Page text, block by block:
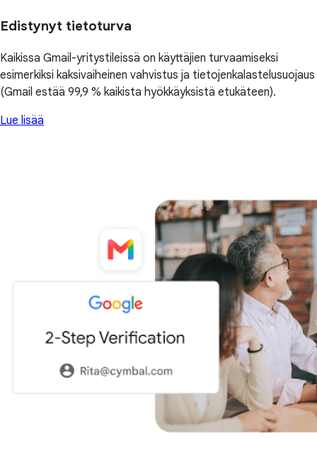
Edistynyt tietoturva
Kaikissa Gmail-yritystileissä on käyttäjien turvaamiseksi
esimerkiksi kaksivaiheinen vahvistus ja tietojenkalastelusuojaus
(Gmail estää 99,9 % kaikista hyökkäyksistä etukäteen).
Lue lisää